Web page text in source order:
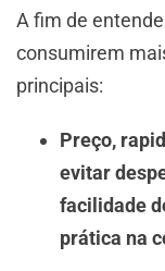
A fim de
consumirem
principais:
Preço,
evitar
facilidade
prática na